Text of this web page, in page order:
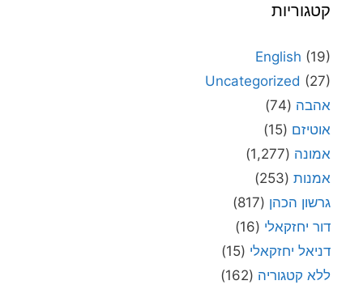
קטגוריות
English (19)
Uncategorized (27)
אהבה (74)
אוטיזם (15)
אמונה (1,277)
אמנות (253)
גרשון הכהן (817)
דור יחזקאלי (16)
דניאל יחזקאלי (15)
ללא קטגוריה (162)